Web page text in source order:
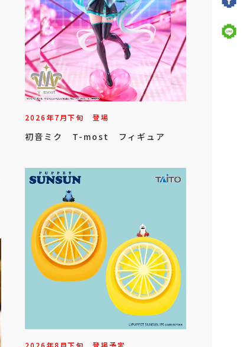
2026年7月下旬 登場
初音ミク T-most フィギュア